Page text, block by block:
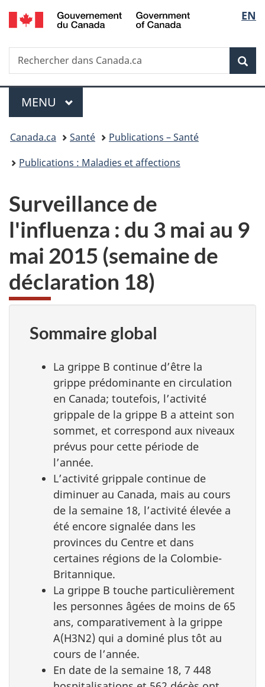
Passer
au
principal
Passer
à
Au
du
Passer
à
version
simplifiée
de
la
EN
Recherche
Rechercher
dans
Menu
MENU PRINCIPAL
Vous
êtes
Canada.ca Santé
Publications – Santé
Publications : Maladies et affections
Surveillance de
l'influenza : du 3 mai au 9
mai 2015 (semaine de
déclaration 18)
Sommaire global
La grippe B continue d’être la
grippe prédominante en circulation
en Canada; toutefois, l’activité
grippale de la grippe B a atteint son
sommet, et correspond aux niveaux
prévus pour cette période de
l’année.
L’activité grippale continue de
diminuer au Canada, mais au cours
de la semaine 18, l’activité élevée a
été encore signalée dans les
provinces du Centre et dans
certaines régions de la Colombie-
Britannique.
La grippe B touche particulièrement
les personnes âgées de moins de 65
ans, comparativement à la grippe
A(H3N2) qui a dominé plus tôt au
cours de l’année.
En date de la semaine 18, 7 448